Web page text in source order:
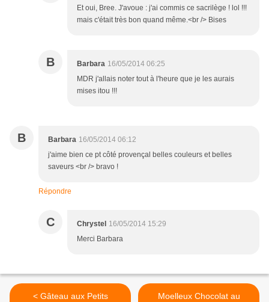
Et oui, Bree. J'avoue : j'ai commis ce sacrilège ! lol !!!
mais c'était très bon quand même.<br /> Bises
B Barbara 16/05/2014 06:25
MDR j'allais noter tout à l'heure que je les aurais
mises itou !!!
B Barbara 16/05/2014 06:12
j'aime bien ce pt côté provençal belles couleurs et belles
saveurs <br /> bravo !
Répondre
C Chrystel 16/05/2014 15:29
Merci Barbara
< Gâteau aux Petits
Moelleux Chocolat au